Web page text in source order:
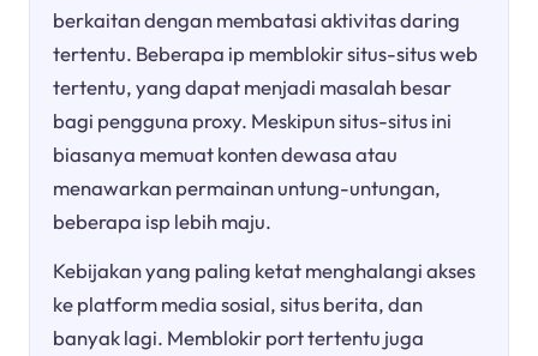
berkaitan dengan membatasi aktivitas daring
tertentu. Beberapa ip memblokir situs-situs web
tertentu, yang dapat menjadi masalah besar
bagi pengguna proxy. Meskipun situs-situs ini
biasanya memuat konten dewasa atau
menawarkan permainan untung-untungan,
beberapa isp lebih maju.
Kebijakan yang paling ketat menghalangi akses
ke platform media sosial, situs berita, dan
banyak lagi. Memblokir port tertentu juga